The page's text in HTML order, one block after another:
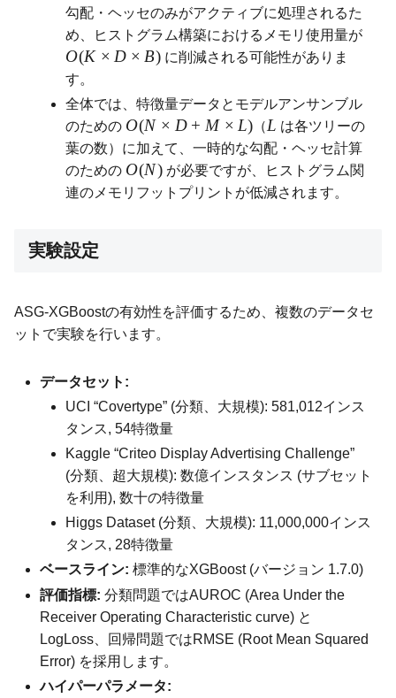
勾配・ヘッセのみがアクティブに処理されるた
め、ヒストグラム構築におけるメモリ使用量が
O(K × D × B)に削減される可能性がありま
す。
全体では、特徴量データとモデルアンサンブル
のための O(N × D + M × L) （L は各ツリーの
葉の数）に加えて、一時的な勾配・ヘッセ計算
のための O(N) が必要ですが、ヒストグラム関
連のメモリフットプリントが低減されます。
実験設定
ASG-XGBoostの有効性を評価するため、複数のデータセ
ットで実験を行います。
データセット:
UCI “Covertype” (分類、大規模): 581,012インス
タンス, 54特徴量
Kaggle “Criteo Display Advertising Challenge”
(分類、超大規模): 数億インスタンス (サブセット
を利用), 数十の特徴量
Higgs Dataset (分類、大規模): 11,000,000インス
タンス, 28特徴量
ベースライン: 標準的なXGBoost (バージョン 1.7.0)
評価指標: 分類問題ではAUROC (Area Under the
Receiver Operating Characteristic curve) と
LogLoss、回帰問題ではRMSE (Root Mean Squared
Error) を採用します。
ハイパーパラメータ: